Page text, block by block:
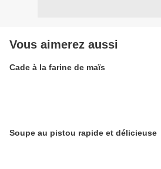
Vous aimerez aussi
Cade à la farine de maïs
Soupe au pistou rapide et délicieuse